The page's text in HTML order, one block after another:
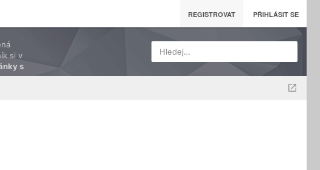
REGISTROVAT PŘIHLÁSIT SE
si v
s
Hledej…